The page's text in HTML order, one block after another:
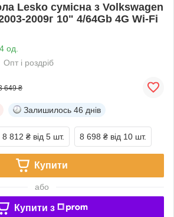
Lesko сумісна з Volkswagen
2009г 10" 4/64Gb 4G Wi-Fi
од.
Опт і роздріб
649 ₴
Залишилось 46 днів
8 812 ₴ від 5 шт. 8 698 ₴ від 10 шт.
Купити
або
Купити з